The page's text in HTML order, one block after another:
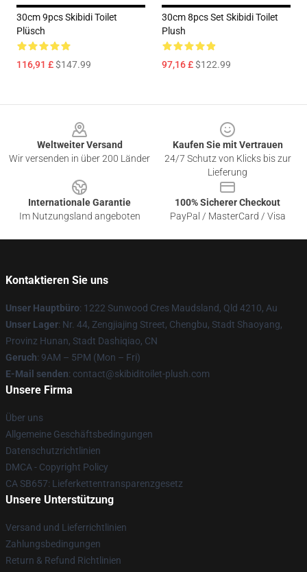
30cm 9pcs Skibidi Toilet
Plüsch
116,91 £$147.99
30cm 8pcs Set Skibidi Toilet
Plush
97,16 £$122.99
Weltweiter Versand
Wir versenden in über 200 Länder
Kaufen Sie mit Vertrauen
24/7 Schutz von Klicks bis zur
Lieferung
Internationale Garantie
Im Nutzungsland angeboten
100% Sicherer Checkout
PayPal / MasterCard / Visa
Kontaktieren Sie uns
Unser Hauptbüro: 1222 Sunwood Cres Maudsland, Qld 4210, Au
Unser Lager: Nr. 44, Zengjiajing Street, Chengbu, Stadt Shaoyang,
Provinz Hunan, Stadt Dashiqiao, CN
Geruch: 9AM – 5PM (Mon – Fri)
E-Mail senden: contact@skibiditoilet-plush.com
Unsere Firma
Über uns
Allgemeine Geschäftsbedingungen
Datenschutzrichtlinien
DMCA - Copyright Policy
CA SB657: Lieferkettentransparenzgesetz
Unsere Unterstützung
Versand und Lieferrichtlinien
Zahlungsbedingungen
Return & Refund Richtlinien